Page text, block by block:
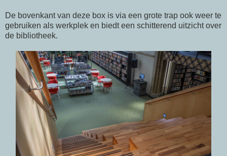
De bovenkant van deze box is via een grote trap ook weer te
gebruiken als werkplek en biedt een schitterend uitzicht over
de bibliotheek.